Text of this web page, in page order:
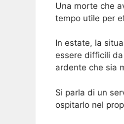
Una morte che
tempo utile per
In estate, la
essere difficili
ardente che sia
Si parla di un
ospitarlo nel